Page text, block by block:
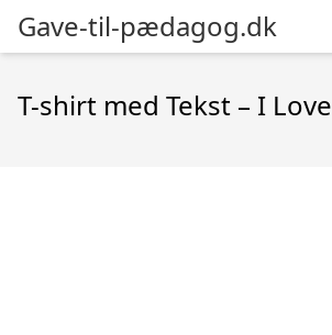
Gave-til-pædagog.dk
T-shirt med Tekst – I Love